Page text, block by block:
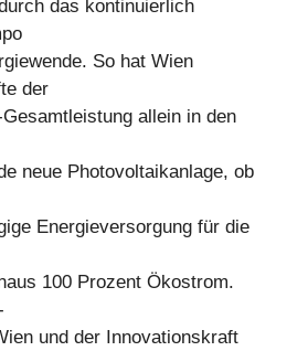
das kontinuierlich
So hat Wien
der
allein in den
neue Photovoltaikanlage, ob
Energieversorgung für die
100 Prozent Ökostrom.
und der Innovationskraft